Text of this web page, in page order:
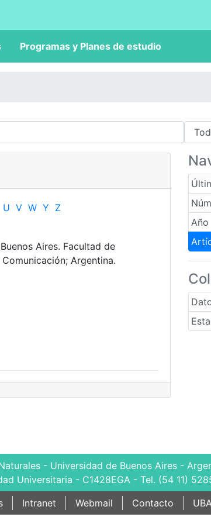
Programas y Planes de estudio
Año
U V W Y Z
Aires. Facultad de
Argentina.
- Universidad de Buenos Aires -
Universitaria - C1428EGA - Tel. (54 11)
Intranet Webmail Contacto UBA